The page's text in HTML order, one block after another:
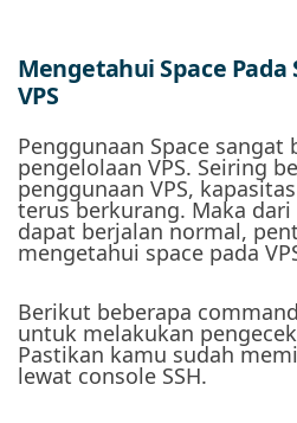
Mengetahui Space Pada
VPS
Penggunaan Space
pengelolaan VPS. Seiring
penggunaan VPS,
terus berkurang. Maka
dapat berjalan normal,
mengetahui space pada
Berikut beberapa
untuk melakukan
Pastikan kamu sudah
lewat console SSH.